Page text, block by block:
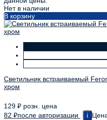
Нет в наличии
В корзину
Светильник встраиваемый
хром
129 ₽ розн. цена
82 ₽после авторизации i